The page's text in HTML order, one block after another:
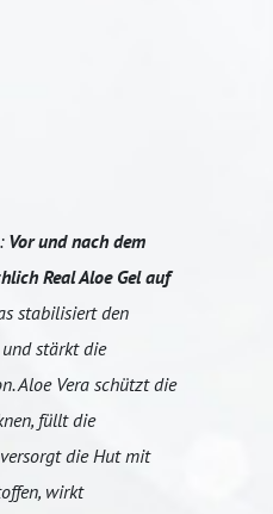
Vor und nach dem
Real Aloe Gel auf
stabilisiert den
stärkt die
Aloe Vera schützt die
füllt die
die Hut mit
wirkt